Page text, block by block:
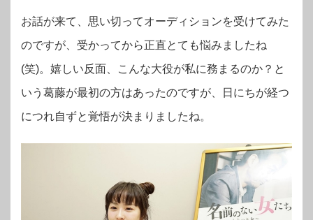
お話が来て、思い切ってオーディションを受けてみた
のですが、受かってから正直とても悩みましたね
(笑)。嬉しい反面、こんな大役が私に務まるのか？と
いう葛藤が最初の方はあったのですが、日にちが経つ
につれ自ずと覚悟が決まりましたね。